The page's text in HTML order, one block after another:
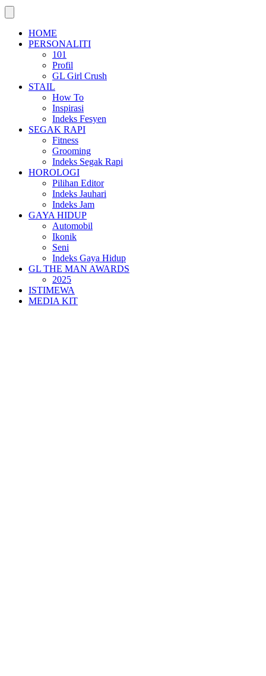
HOME
PERSONALITI
101
Profil
GL Girl Crush
STAIL
How To
Inspirasi
Indeks Fesyen
SEGAK RAPI
Fitness
Grooming
Indeks Segak Rapi
HOROLOGI
Pilihan Editor
Indeks Jauhari
Indeks Jam
GAYA HIDUP
Automobil
Ikonik
Seni
Indeks Gaya Hidup
GL THE MAN AWARDS
2025
ISTIMEWA
MEDIA KIT